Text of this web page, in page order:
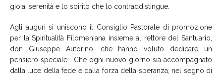
gioia, serenità e lo spirito che lo contraddistingue.
Agli auguri si uniscono il Consiglio Pastorale di promozione
per la Spiritualità Filomeniana insieme al rettore del Santuario,
don Giuseppe Autorino, che hanno voluto dedicare un
pensiero speciale: “Che ogni nuovo giorno sia accompagnato
dalla luce della fede e dalla forza della speranza, nel segno di